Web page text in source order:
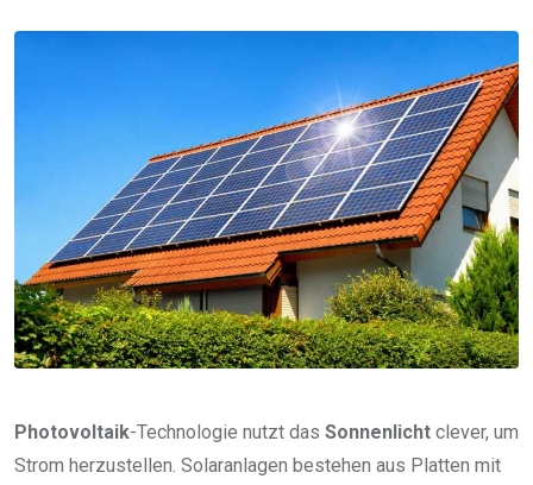
Email
Photovoltaik-Technologie nutzt das Sonnenlicht clever, um
Strom herzustellen. Solaranlagen bestehen aus Platten mit